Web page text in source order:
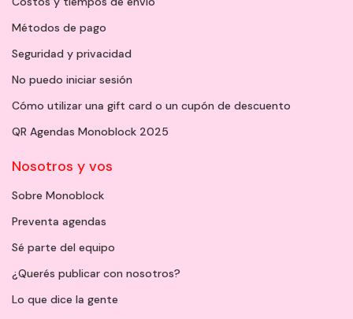
Métodos de pago
Seguridad y privacidad
No puedo iniciar sesión
Cómo utilizar una gift card o un cupón de descuento
QR Agendas Monoblock 2025
Nosotros y vos
Sobre Monoblock
Preventa agendas
Sé parte del equipo
¿Querés publicar con nosotros?
Lo que dice la gente